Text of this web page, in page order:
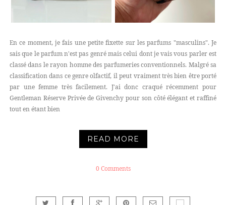
En ce moment, je fais une petite fixette sur les parfums "masculins". Je
sais que le parfum n'est pas genré mais celui dont je vais vous parler est
classé dans le rayon homme des parfumeries conventionnels. Malgré sa
classification dans ce genre olfactif, il peut vraiment très bien être porté
par une femme très facilement. J'ai donc craqué récemment pour
Gentleman Réserve Privée de Givenchy pour son côté élégant et raffiné
tout en étant bien
READ MORE
0 Comments